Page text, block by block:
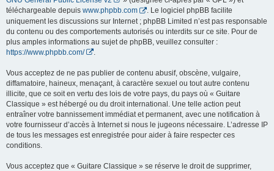
téléchargeable depuis www.phpbb.com
. Le logiciel phpBB facilite
uniquement les discussions sur Internet ; phpBB Limited n’est pas responsable
du contenu ou des comportements autorisés ou interdits sur ce site. Pour de
plus amples informations au sujet de phpBB, veuillez consulter :
https://www.phpbb.com/
Vous acceptez de ne pas publier de contenu abusif, obscène, vulgaire,
diffamatoire, haineux, menaçant, à caractère sexuel ou tout autre contenu
illicite, que ce soit en vertu des lois de votre pays, du pays où « Guitare
Classique » est hébergé ou du droit international. Une telle action peut
entraîner votre bannissement immédiat et permanent, avec une notification à
votre fournisseur d’accès à Internet si nous le jugeons nécessaire. L’adresse IP
de tous les messages est enregistrée pour aider à faire respecter ces
conditions.
Vous acceptez que « Guitare Classique » se réserve le droit de supprimer,